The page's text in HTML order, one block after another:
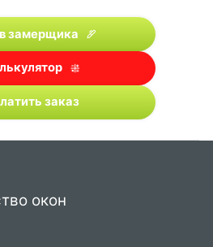
замерщика
заказ
окон